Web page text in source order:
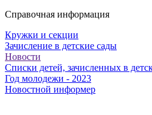
Справочная информация
Кружки и секции
Зачисление в детские сады
Новости
Списки детей, зачисленных в
Год молодежи - 2023
Новостной информер